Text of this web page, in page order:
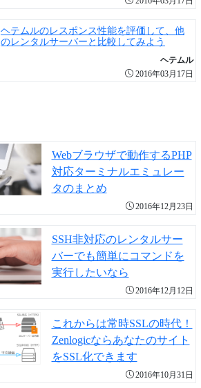
ヘテムルのレスポンス性能を評価して、他
のレンタルサーバーと比較してみよう
ヘテムル
2016年03月17日
Webブラウザで動作するPHP
対応ターミナルエミュレー
タのまとめ
2016年12月23日
SSH非対応のレンタルサー
バーでも簡単にコマンドを
実行したいなら
2016年12月12日
これからは常時SSLの時代！
Zenlogicならあなたのサイト
をSSL化できます
2016年10月31日